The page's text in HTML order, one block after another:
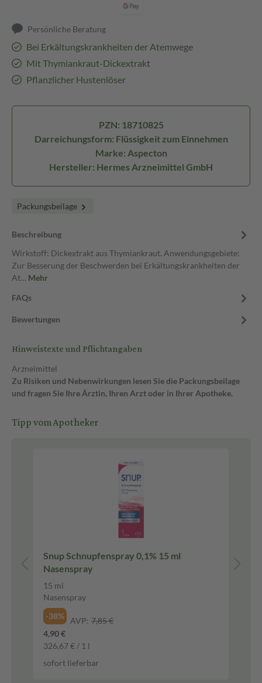
Persönliche Beratung
Bei Erkältungskrankheiten der Atemwege
Mit Thymiankraut-Dickextrakt
Pflanzlicher Hustenlöser
PZN: 18710825
Darreichungsform: Flüssigkeit zum Einnehmen
Marke: Aspecton
Hersteller: Hermes Arzneimittel GmbH
Packungsbeilage
Beschreibung
Wirkstoff: Dickextrakt aus Thymiankraut. Anwendungsgebiete:
Zur Besserung der Beschwerden bei Erkältungskrankheiten der
At… Mehr
FAQs
Bewertungen
Hinweistexte und Pflichtangaben
Arzneimittel
Zu Risiken und Nebenwirkungen lesen Sie die Packungsbeilage
und fragen Sie Ihre Ärztin, Ihren Arzt oder in Ihrer Apotheke.
Tipp vom Apotheker
Snup Schnupfenspray 0,1% 15 ml
Nasenspray
15 ml
Nasenspray
-38%
AVP: 7,85 €
4,90 €
326,67 € / 1 l
sofort lieferbar